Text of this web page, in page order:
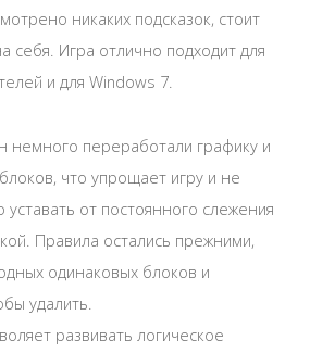
никаких подсказок, стоит
себя. Игра отлично подходит для
и для Windows 7.
немного переработали графику и
что упрощает игру и не
уставать от постоянного слежения
Правила остались прежними,
одинаковых блоков и
удалить.
развивать логическое